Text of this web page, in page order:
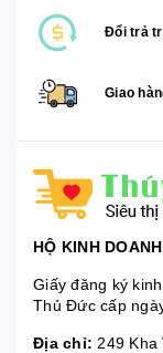
Đổi trả
Giao
HỘ KINH
Giấy đăng ký
Thủ Đức cấp
Địa chỉ: 249 Kha